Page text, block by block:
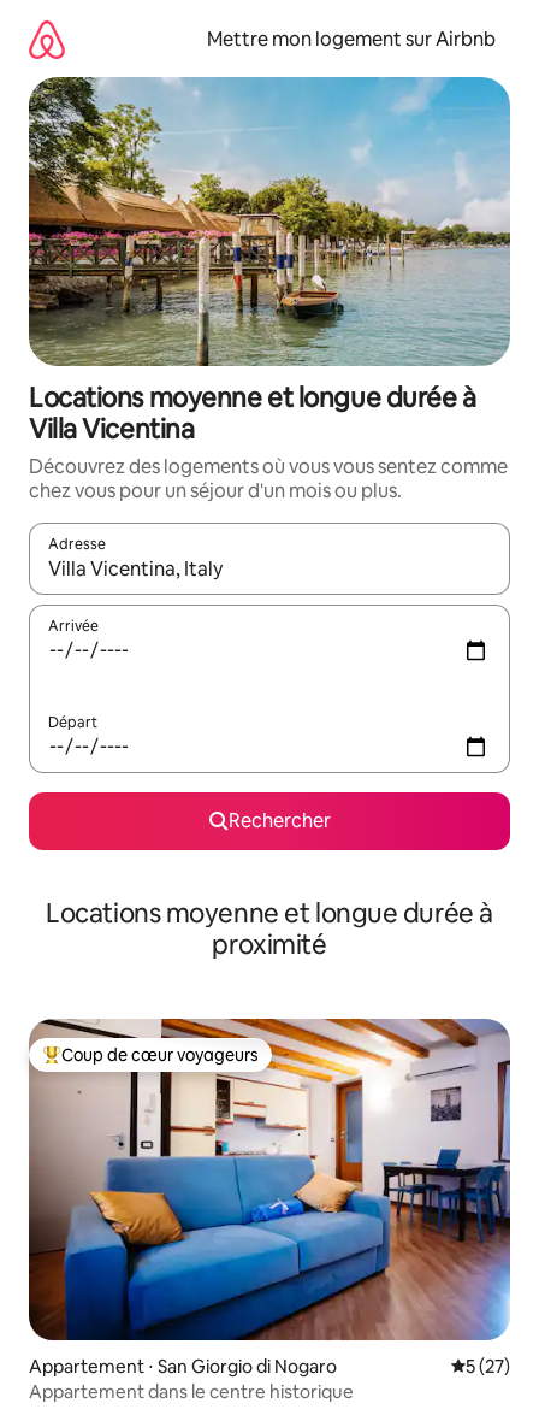
directement
contenu
Mettre mon logement sur Airbnb
Locations moyenne et longue durée à
Villa Vicentina
Découvrez des logements où vous vous sentez comme
chez vous pour un séjour d'un mois ou plus.
Adresse
Lorsque les résultats s'affichent, utilisez les flèches vers le
Arrivée
Départ
Rechercher
Locations moyenne et longue durée à
proximité
Coups de cœur voyageurs les plus appréciés
Coup de cœur voyageurs
Appartement ⋅ San Giorgio di Nogaro
5 (27)
Appartement dans le centre historique